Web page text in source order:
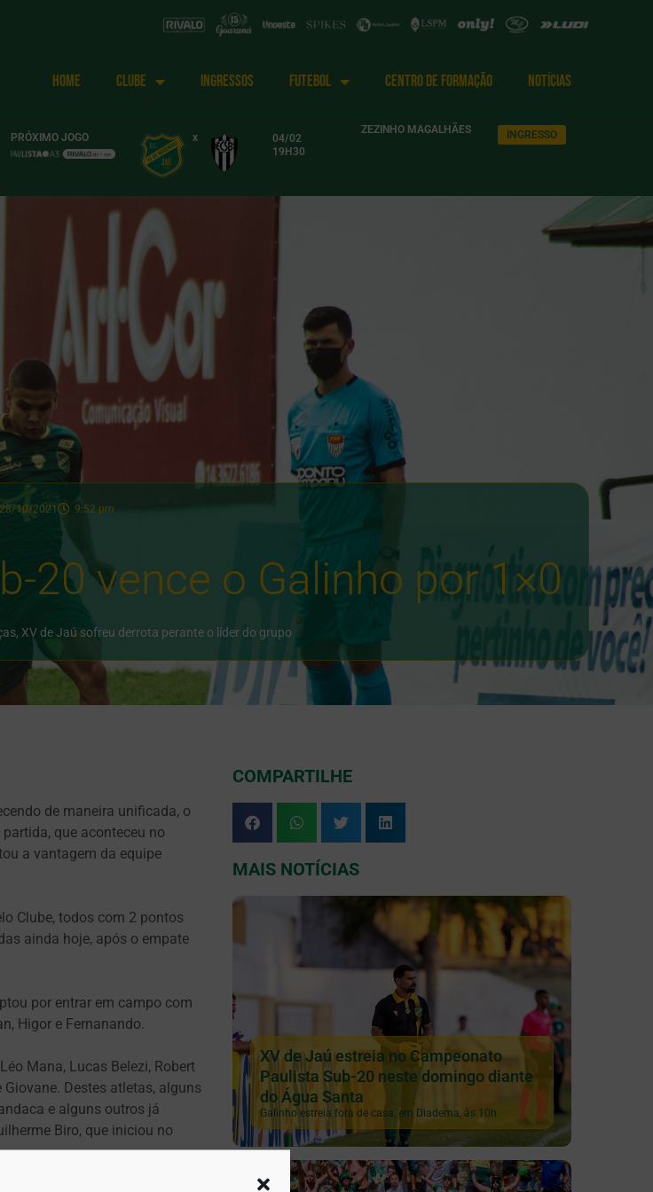
HOME CLUBE INGRESSOS FUTEBOL CENTRO DE FORMAÇÃO NOTÍCIAS
PRÓXIMO JOGO x
04/02
19H30
ZEZINHO MAGALHÃES INGRESSO
28/10/2021 9:52 pm
20 vence o Galinho por 1×0
XV de Jaú sofreu derrota perante o líder do grupo
de maneira unificada, o
que aconteceu no
a vantagem da equipe
Clube, todos com 2 pontos
ainda hoje, após o empate
por entrar em campo com
Higor e Fernanando.
Mana, Lucas Belezi, Robert
Destes atletas, alguns
e alguns outros já
Biro, que iniciou no
COMPARTILHE
MAIS NOTÍCIAS
XV de Jaú estreia no Campeonato
Paulista Sub-20 neste domingo diante
do Água Santa
Galinho estreia fora de casa, em Diadema, às 10h